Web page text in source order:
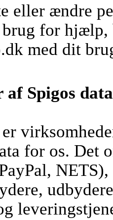
eller ændre
for hjælp,
med dit
af Spigos data
for os. Det